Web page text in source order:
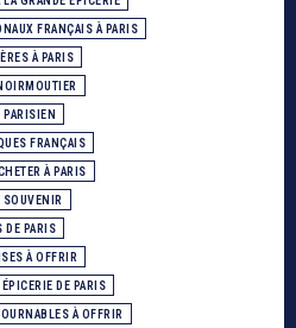
FRANÇAIS À PARIS
À PARIS
FRANÇAIS
À PARIS
SOUVENIR
DE PARIS
À OFFRIR
DE PARIS
À OFFRIR